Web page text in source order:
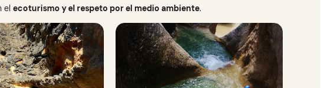
el ecoturismo y el respeto por el medio ambiente.